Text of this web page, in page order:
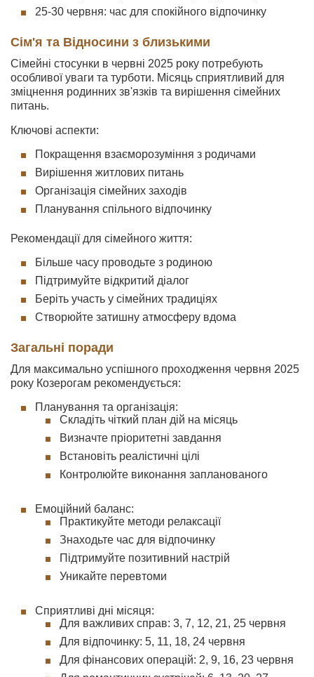
25-30 червня: час для спокійного відпочинку
Сім'я та Відносини з близькими
Сімейні стосунки в червні 2025 року потребують
особливої уваги та турботи. Місяць сприятливий для
зміцнення родинних зв'язків та вирішення сімейних
питань.
Ключові аспекти:
Покращення взаємоpозуміння з родичами
Вирішення житлових питань
Організація сімейних заходів
Планування спільного відпочинку
Рекомендації для сімейного життя:
Більше часу проводьте з родиною
Підтримуйте відкритий діалог
Беріть участь у сімейних традиціях
Створюйте затишну атмосферу вдома
Загальні поради
Для максимально успішного проходження червня 2025
року Козерогам рекомендується:
Планування та організація:
Складіть чіткий план дій на місяць
Визначте пріоритетні завдання
Встановіть реалістичні цілі
Контролюйте виконання запланованого
Емоційний баланс:
Практикуйте методи релаксації
Знаходьте час для відпочинку
Підтримуйте позитивний настрій
Уникайте перевтоми
Сприятливі дні місяця:
Для важливих справ: 3, 7, 12, 21, 25 червня
Для відпочинку: 5, 11, 18, 24 червня
Для фінансових операцій: 2, 9, 16, 23 червня